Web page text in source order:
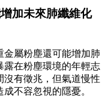
加未來肺纖維化
屬粉塵還可能增加肺
露在粉塵環境的年輕志
有徵兆，但氣道慢性
不容忽視的隱憂。